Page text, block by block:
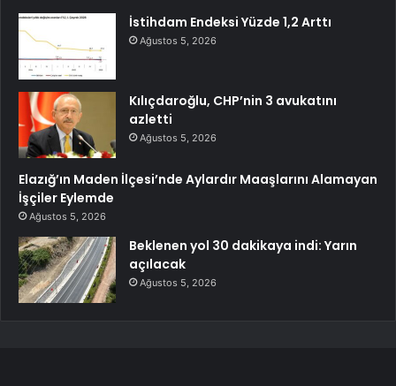
İstihdam Endeksi Yüzde 1,2 Arttı
Ağustos 5, 2026
Kılıçdaroğlu, CHP’nin 3 avukatını
azletti
Ağustos 5, 2026
Elazığ’ın Maden İlçesi’nde Aylardır Maaşlarını Alamayan
İşçiler Eylemde
Ağustos 5, 2026
Beklenen yol 30 dakikaya indi: Yarın
açılacak
Ağustos 5, 2026